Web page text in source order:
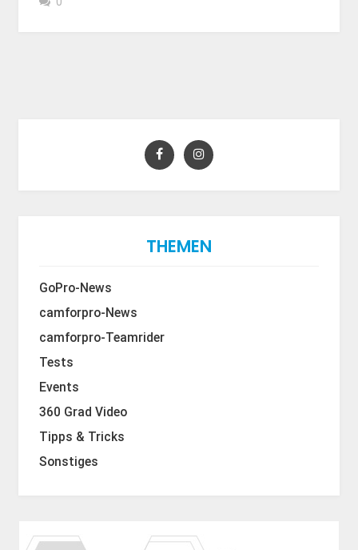
THEMEN
GoPro-News
camforpro-News
camforpro-Teamrider
Tests
Events
360 Grad Video
Tipps & Tricks
Sonstiges